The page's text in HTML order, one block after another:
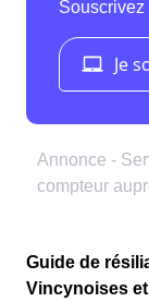
Guide de
Vincynoises